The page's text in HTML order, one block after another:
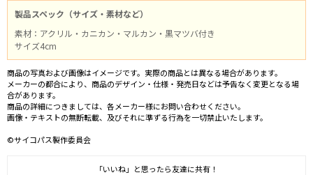
製品スペック（サイズ・素材など）
素材：アクリル・カニカン・マルカン・黒マツバ付き
サイズ4cm
商品の写真および画像はイメージです。実際の商品とは異なる場合があります。
メーカーの都合により、商品のデザイン・仕様・発売日などは予告なく変更となる場
合があります。
商品の詳細につきましては、各メーカー様にお問い合わせください。
画像・テキストの無断転載、及びそれに準ずる行為を一切禁止いたします。
©サイコパス製作委員会
「いいね」と思ったら友達に共有！